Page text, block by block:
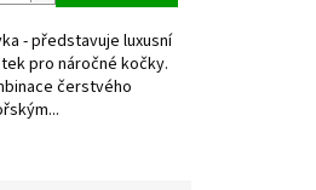
- představuje luxusní
pro náročné kočky.
čerstvého